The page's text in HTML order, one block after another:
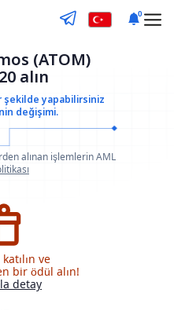
0
(ATOM)
alın
şekilde yapabilirsiniz
değişimi.
alınan işlemlerin AML
ve
bir ödül alın!
detay